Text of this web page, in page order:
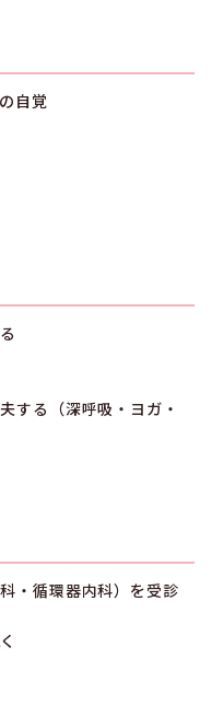
自覚
する（深呼吸・ヨガ・
・循環器内科）を受診